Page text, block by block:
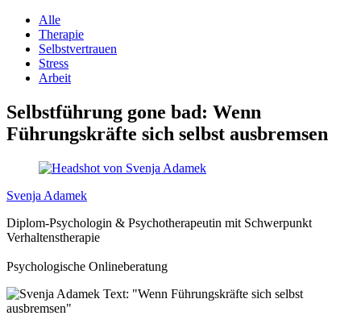
Alle
Therapie
Selbstvertrauen
Stress
Arbeit
Selbstführung gone bad: Wenn
Führungskräfte sich selbst ausbremsen
Svenja Adamek
Diplom-Psychologin & Psychotherapeutin mit Schwerpunkt
Verhaltenstherapie
Psychologische Onlineberatung